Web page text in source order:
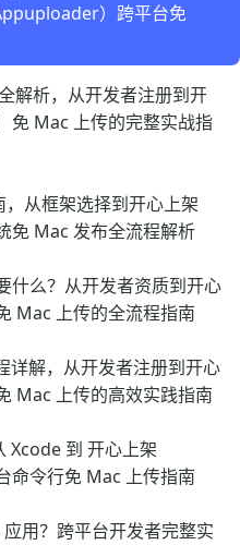
）跨平台免
解析，从开发者注册到开
Mac 上传的完整实战指
从框架选择到开心上架
免 Mac 发布全流程解析
什么？从开发者资质到开心
Mac 上传的全流程指南
详解，从开发者注册到开心
Mac 上传的高效实践指南
Xcode 到 开心上架
命令行免 Mac 上传指南
用？跨平台开发者完整实